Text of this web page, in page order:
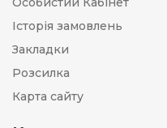
Історія замовлень
Закладки
Розсилка
Карта сайту